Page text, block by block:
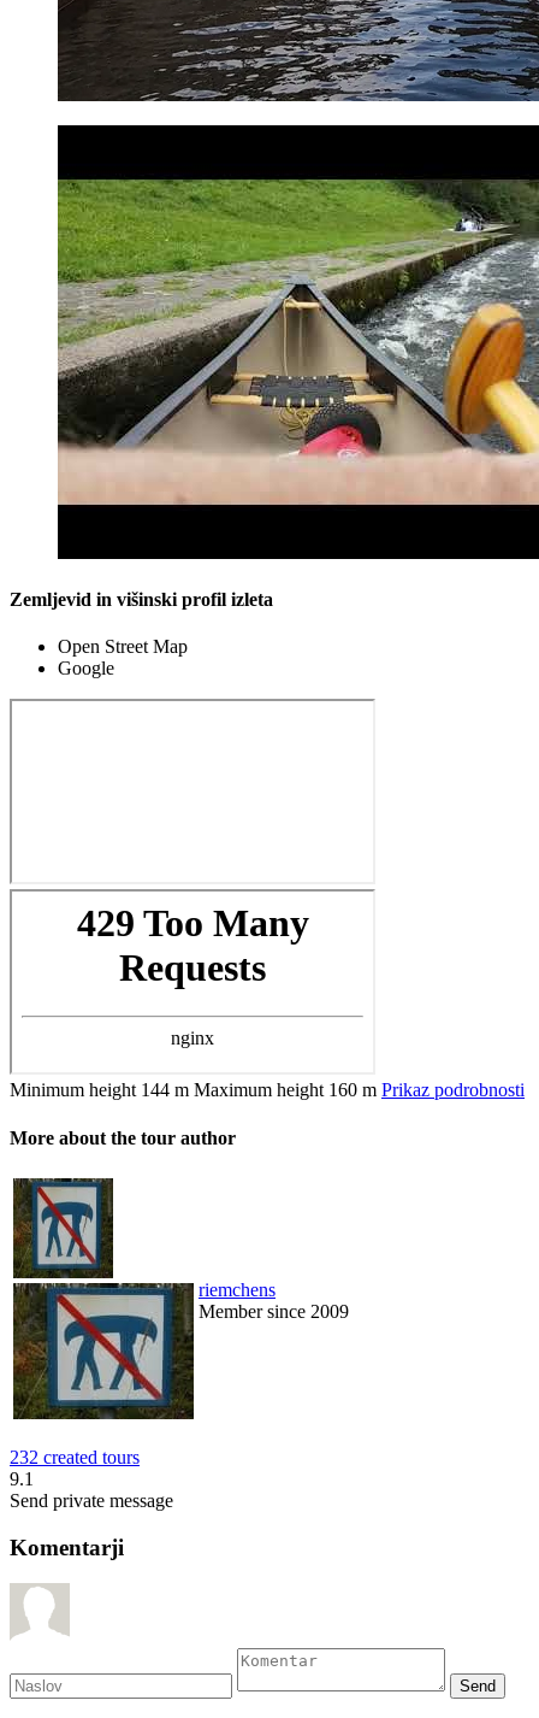
Zemljevid in višinski profil izleta
Open Street Map
Google
Minimum height 144 m Maximum height 160 m Prikaz podrobnosti
More about the tour author
riemchens
Member since 2009
232 created tours
9.1
Send private message
Komentarji